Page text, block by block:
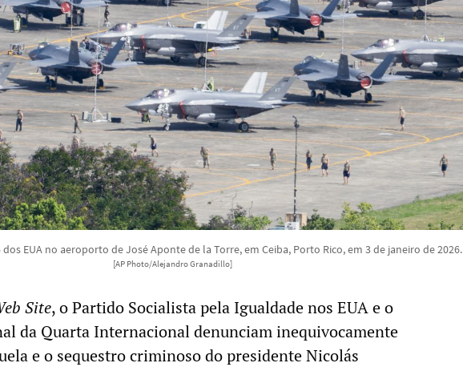
dos EUA no aeroporto de José Aponte de la Torre, em Ceiba, Porto Rico, em 3 de janeiro de 2026.
[AP Photo/Alejandro Granadillo]
Site, o Partido Socialista pela Igualdade nos EUA e o
da Quarta Internacional denunciam inequivocamente
e o sequestro criminoso do presidente Nicolás